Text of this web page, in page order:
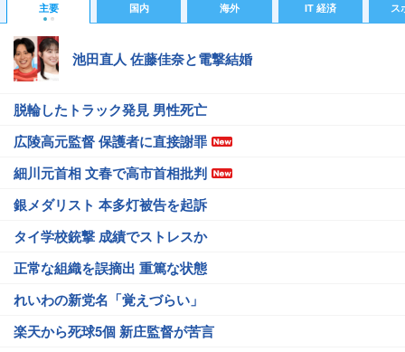
主要 国内 海外 IT 経済 ス
池田直人 佐藤佳奈と電撃結婚
脱輪したトラック発見 男性死亡
広陵高元監督 保護者に直接謝罪
細川元首相 文春で高市首相批判
銀メダリスト 本多灯被告を起訴
タイ学校銃撃 成績でストレスか
正常な組織を誤摘出 重篤な状態
れいわの新党名「覚えづらい」
楽天から死球5個 新庄監督が苦言